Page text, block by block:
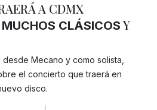
Gracias!
A CDMX
CLÁSICOS Y
Mecano y como solista,
el concierto que traerá en
disco.